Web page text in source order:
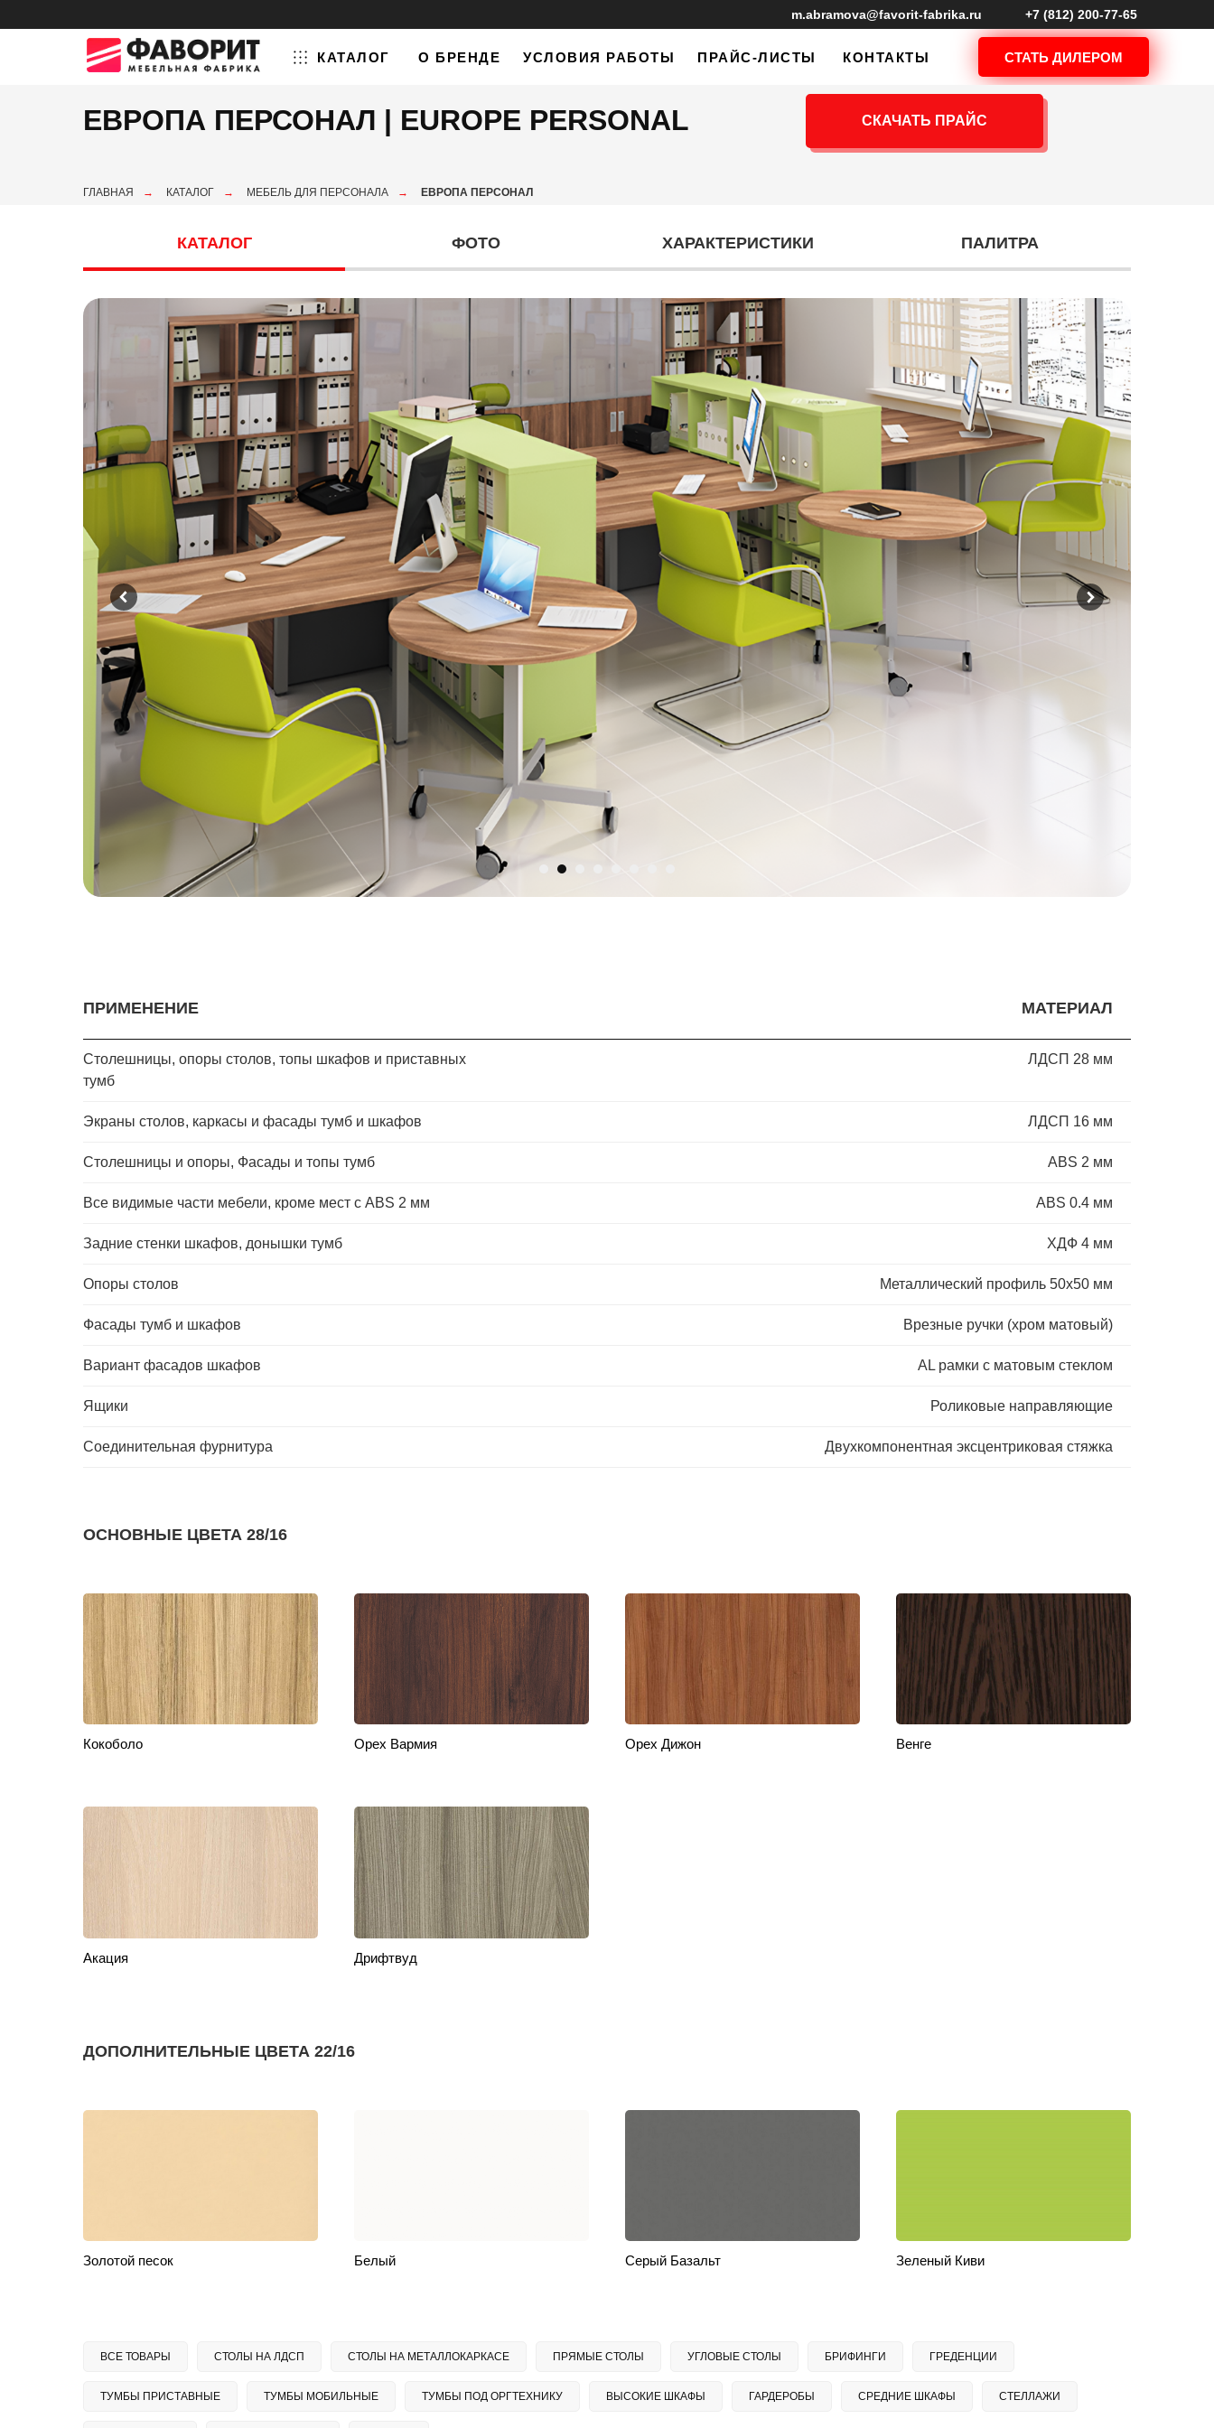
+7 (812) 200-77-65
m.abramova@favorit-fabrika.ru
О БРЕНДЕ
КАТАЛОГ УСЛОВИЯ РАБОТЫ СТАТЬ ДИЛЕРОМ
ПРАЙС-ЛИСТЫ КОНТАКТЫ
СТАТЬ ДИЛЕРОМ
ЕВРОПА ПЕРСОНАЛ | EUROPE PERSONAL СКАЧАТЬ ПРАЙС
ГЛАВНАЯ → КАТАЛОГ → МЕБЕЛЬ ДЛЯ ПЕРСОНАЛА → ЕВРОПА ПЕРСОНАЛ
КАТАЛОГ ФОТО ХАРАКТЕРИСТИКИ ПАЛИТРА
ПРИМЕНЕНИЕ МАТЕРИАЛ
Столешницы, опоры столов, топы шкафов и приставных
тумб
ЛДСП 28 мм
Экраны столов, каркасы и фасады тумб и шкафов ЛДСП 16 мм
Столешницы и опоры, Фасады и топы тумб ABS 2 мм
Все видимые части мебели, кроме мест с ABS 2 мм ABS 0.4 мм
Задние стенки шкафов, донышки тумб ХДФ 4 мм
Опоры столов Металлический профиль 50х50 мм
Фасады тумб и шкафов Врезные ручки (хром матовый)
Вариант фасадов шкафов AL рамки с матовым стеклом
Ящики Роликовые направляющие
Соединительная фурнитура Двухкомпонентная эксцентриковая стяжка
ОСНОВНЫЕ ЦВЕТА 28/16
Кокоболо Орех Вармия Орех Дижон Венге
Акация Дрифтвуд
ДОПОЛНИТЕЛЬНЫЕ ЦВЕТА 22/16
Золотой песок Белый Серый Базальт Зеленый Киви
ВСЕ ТОВАРЫ СТОЛЫ НА ЛДСП СТОЛЫ НА МЕТАЛЛОКАРКАСЕ ПРЯМЫЕ СТОЛЫ УГЛОВЫЕ СТОЛЫ БРИФИНГИ ГРЕДЕНЦИИ
ТУМБЫ ПРИСТАВНЫЕ ТУМБЫ МОБИЛЬНЫЕ ТУМБЫ ПОД ОРГТЕХНИКУ ВЫСОКИЕ ШКАФЫ ГАРДЕРОБЫ СРЕДНИЕ ШКАФЫ СТЕЛЛАЖИ